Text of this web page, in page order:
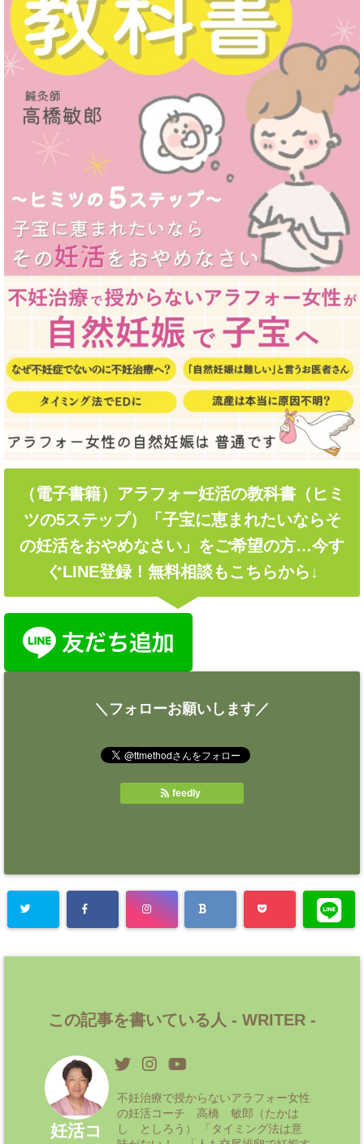
（電子書籍）アラフォー妊活の教科書（ヒミ
ツの5ステップ）「子宝に恵まれたいならそ
の妊活をおやめなさい」をご希望の方…今す
ぐLINE登録！無料相談もこちらから↓
＼フォローお願いします／
feedly
この記事を書いている人 - WRITER -
妊活コ
不妊治療で授からないアラフォー女性
の妊活コーチ 高橋 敏郎（たかは
し としろう） 「タイミング法は意